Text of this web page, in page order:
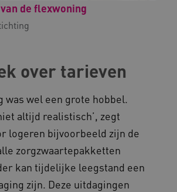
de flexwoning
over tarieven
was wel een grote hobbel.
altijd realistisch’, zegt
logeren bijvoorbeeld zijn de
zorgzwaartepakketten
kan tijdelijke leegstand een
zijn. Deze uitdagingen
Provider
Domein
Google LLC
.kennispleingehandicaptensector.nl
Provider
Domein
Google
.kennispleingehandicaptensector.nl